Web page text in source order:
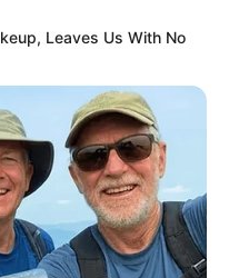
Leaves Us With No